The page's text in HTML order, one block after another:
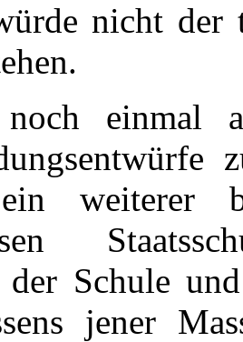
nicht der
einmal
weiterer
der Schule
jener